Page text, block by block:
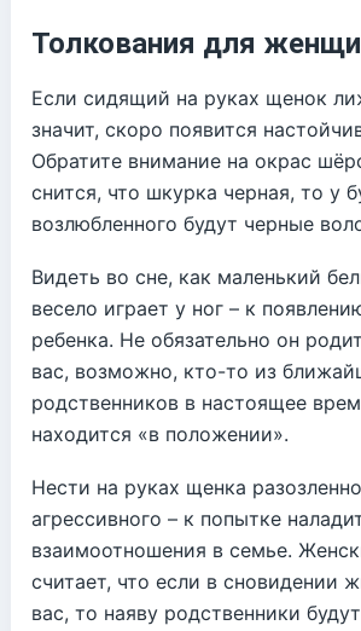
Толкования для
Если сидящий на руках щенок
значит, скоро появится
Обратите внимание на окрас
снится, что шкурка черная, то у
возлюбленного будут черные
Видеть во сне, как маленький
весело играет у ног – к
ребенка. Не обязательно он
вас, возможно, кто-то из
родственников в настоящее
находится «в положении».
Нести на руках щенка
агрессивного – к попытке
взаимоотношения в семье.
считает, что если в сновидении
вас, то наяву родственники